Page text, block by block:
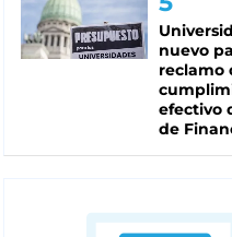
nuevo
reclamo
efectivo
de